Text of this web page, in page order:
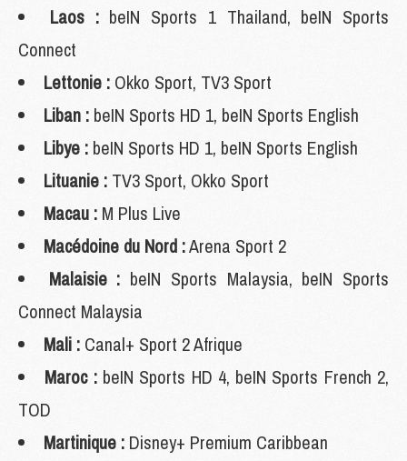
Laos :beIN Sports 1 Thailand, beIN Sports
Connect
Lettonie : Okko Sport, TV3 Sport
Liban : beIN Sports HD 1, beIN Sports English
Libye : beIN Sports HD 1, beIN Sports English
Lituanie : TV3 Sport, Okko Sport
Macau : M Plus Live
Macédoine du Nord :Arena Sport 2
Malaisie : beIN Sports Malaysia, beIN Sports
Connect Malaysia
Mali : Canal+ Sport 2 Afrique
Maroc :beIN Sports HD 4, beIN Sports French 2,
TOD
Martinique : Disney+ Premium Caribbean